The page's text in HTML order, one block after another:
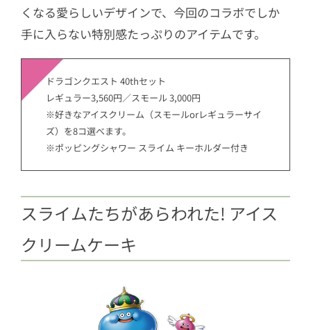
くなる愛らしいデザインで、今回のコラボでしか
手に入らない特別感たっぷりのアイテムです。
ドラゴンクエスト 40thセット
レギュラー3,560円／スモール 3,000円
※好きなアイスクリーム（スモールorレギュラーサイ
ズ）を8コ選べます。
※ポッピングシャワー スライム キーホルダー付き
スライムたちがあらわれた! アイス
クリームケーキ